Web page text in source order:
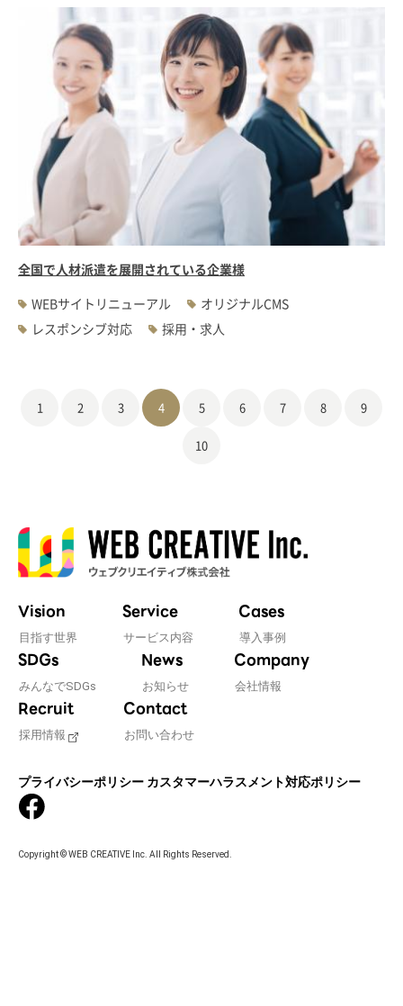
全国で人材派遣を展開されている企業様
WEBサイトリニューアル
オリジナルCMS
レスポンシブ対応
採用・求人
1 2 3 4 5 6 7 8 9
10
Vision
目指す世界
Service
サービス内容
Cases
導入事例
SDGs
みんなでSDGs
News
お知らせ
Company
会社情報
Recruit
採用情報
Contact
お問い合わせ
プライバシーポリシー カスタマーハラスメント対応ポリシー
Copyright © WEB CREATIVE Inc. All Rights Reserved.